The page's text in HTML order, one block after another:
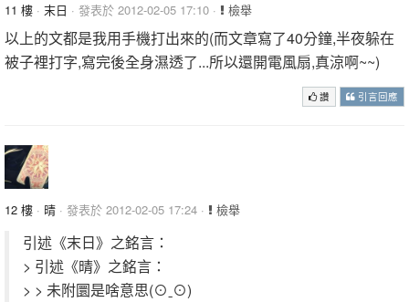
11 樓 · 末日 · 發表於 2012-02-05 17:10 · 檢舉
以上的文都是我用手機打出來的(而文章寫了40分鐘,半夜躲在
被子裡打字,寫完後全身濕透了...所以還開電風扇,真涼啊~~)
讚 引言回應
12 樓 · 晴 · 發表於 2012-02-05 17:24 · 檢舉
引述《末日》之銘言：
> 引述《晴》之銘言：
> > 未附圜是啥意思(⊙ˍ⊙)